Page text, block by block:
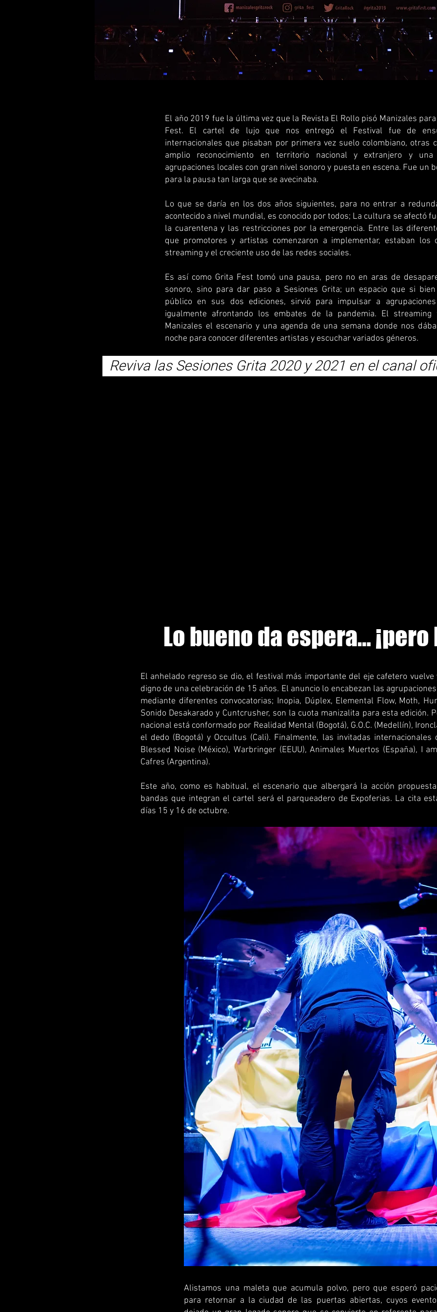
El año 2019 fue la última vez que la Revista El Rollo pisó Manizales
Fest. El cartel de lujo que nos entregó el Festival fue de
internacionales que pisaban por primera vez suelo colombiano, otras
amplio reconocimiento en territorio nacional y extranjero y una
agrupaciones locales con gran nivel sonoro y puesta en escena. Fue un
para la pausa tan larga que se avecinaba.
Lo que se daría en los dos años siguientes, para no entrar a
acontecido a nivel mundial, es conocido por todos; La cultura se afectó
la cuarentena y las restricciones por la emergencia. Entre las
que promotores y artistas comenzaron a implementar, estaban los
streaming y el creciente uso de las redes sociales.
Es así como Grita Fest tomó una pausa, pero no en aras de
sonoro, sino para dar paso a Sesiones Grita; un espacio que si
público en sus dos ediciones, sirvió para impulsar a
igualmente afrontando los embates de la pandemia. El streaming
Manizales el escenario y una agenda de una semana donde nos
noche para conocer diferentes artistas y escuchar variados géneros.
Reviva las Sesiones Grita 2020 y 2021 en el canal
Lo bueno da espera…
El anhelado regreso se dio, el festival más importante del eje cafetero
digno de una celebración de 15 años. El anuncio lo encabezan las
mediante diferentes convocatorias; Inopia, Dúplex, Elemental Flow, Moth,
Sonido Desakarado y Cuntcrusher, son la cuota manizalita para esta edición.
nacional está conformado por Realidad Mental (Bogotá), G.O.C. (Medellín),
el dedo (Bogotá) y Occultus (Cali). Finalmente, las invitadas
Blessed Noise (México), Warbringer (EEUU), Animales Muertos (España), I
Cafres (Argentina).
Este año, como es habitual, el escenario que albergará la acción
bandas que integran el cartel será el parqueadero de Expoferias. La cita
días 15 y 16 de octubre.
Alistamos una maleta que acumula polvo, pero que esperó
para retornar a la ciudad de las puertas abiertas, cuyos